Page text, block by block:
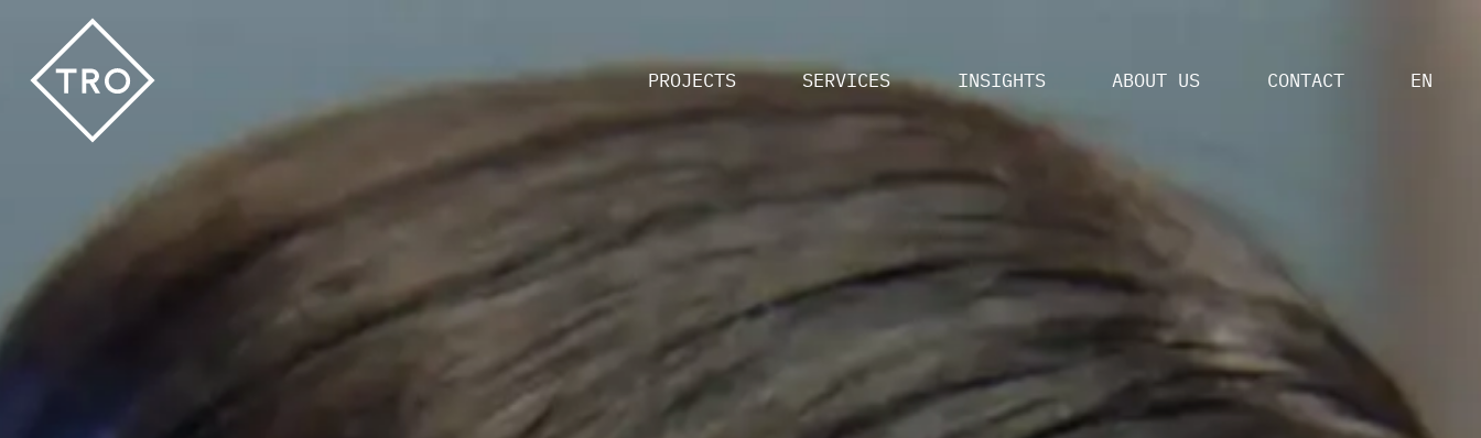
PROJECTS SERVICES INSIGHTS ABOUT US CONTACT EN